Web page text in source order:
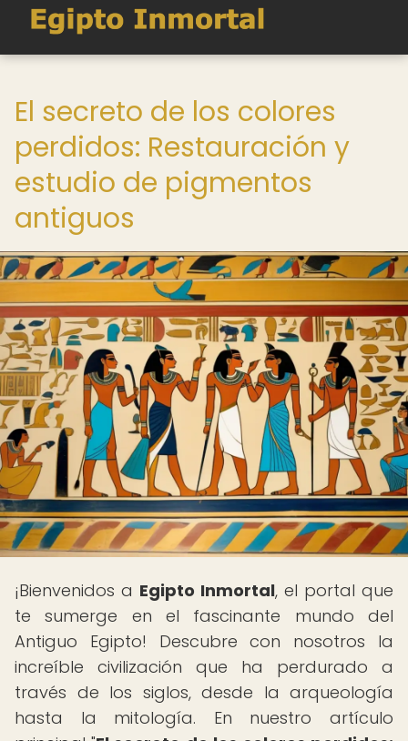
El secreto de los colores
perdidos: Restauración y
estudio de pigmentos
antiguos
¡Bienvenidos a Egipto Inmortal, el portal que
te sumerge en el fascinante mundo del
Antiguo Egipto! Descubre con nosotros la
increíble civilización que ha perdurado a
través de los siglos, desde la arqueología
hasta la mitología. En nuestro artículo